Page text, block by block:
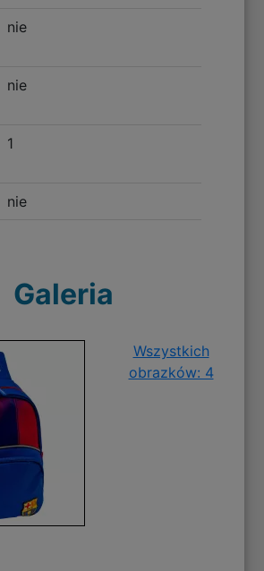
nie
nie
1
nie
Galeria
Wszystkich
obrazków: 4